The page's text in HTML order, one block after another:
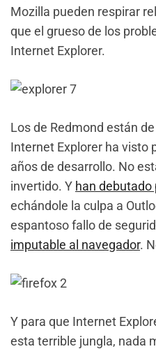
Mozilla pueden respirar
que el grueso de los
Internet Explorer.
Los de Redmond están
Internet Explorer ha visto
años de desarrollo. No
invertido. Y han debutado
echándole la culpa a
espantoso fallo de
imputable al navegador.
Y para que Internet
esta terrible jungla, nada